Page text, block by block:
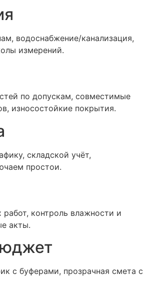
водоснабжение/канализация,
измерений.
по допускам, совместимые
износостойкие покрытия.
складской учёт,
простои.
контроль влажности и
акты.
с буферами, прозрачная смета с